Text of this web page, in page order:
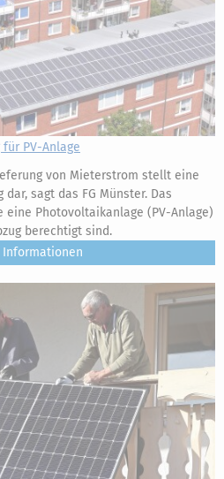
PV-Anlage
von Mieterstrom stellt eine
sagt das FG Münster. Das
eine Photovoltaikanlage (PV-Anlage)
berechtigt sind.